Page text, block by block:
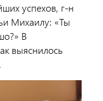
успехов, г-н
Михаилу: «Ты
В
выяснилось